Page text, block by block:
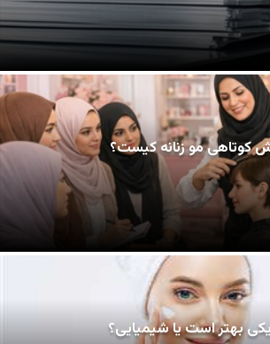
کوتاهی مو زنانه کیست؟
بهتر است یا شیمیایی؟